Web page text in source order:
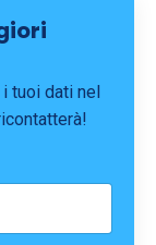
tuoi dati nel